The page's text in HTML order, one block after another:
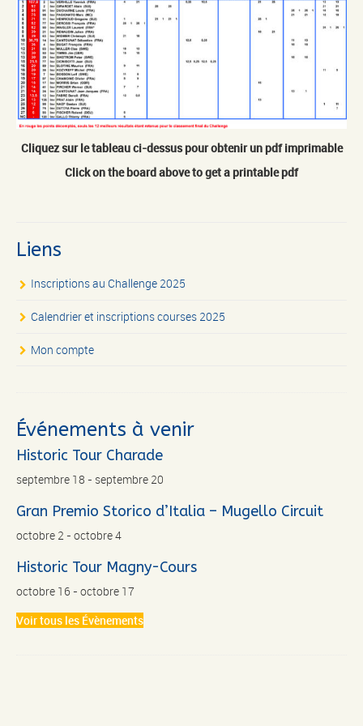
Cliquez sur le tableau ci-dessus pour obtenir un pdf imprimable
Click on the board above to get a printable pdf
Liens
Inscriptions au Challenge 2025
Calendrier et inscriptions courses 2025
Mon compte
Événements à venir
Historic Tour Charade
septembre 18 - septembre 20
Gran Premio Storico d’Italia – Mugello Circuit
octobre 2 - octobre 4
Historic Tour Magny-Cours
octobre 16 - octobre 17
Voir tous les Évènements